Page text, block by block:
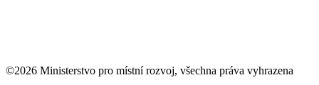
©2026 Ministerstvo pro místní rozvoj, všechna práva vyhrazena